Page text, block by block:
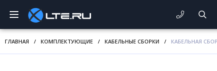
ГЛАВНАЯ / КОМПЛЕКТУЮЩИЕ / КАБЕЛЬНЫЕ СБОРКИ / КАБЕЛЬНАЯ